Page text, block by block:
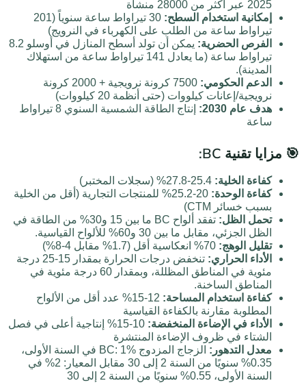
2025 عبر أكثر من 28000 منشأة
إمكانية استخدام السطح:
30 تيراواط ساعة سنوياً (201
تيراواط ساعة من الطلب على الكهرباء في النرويج)
الفرص الحضرية:
يمكن أن تولد أسطح المنازل في أوسلو 8.2
تيراواط ساعة (ما يعادل 141 تيراواط ساعة من استهلاك
المدينة).
الدعم الحكومي:
7500 كرونة نرويجية + 2000 كرونة
نرويجية/إعانات كيلووات (حتى أنظمة 20 كيلووات)
هدف عام 2030:
إنتاج الطاقة الشمسية السنوي 8 تيراواط
ساعة
🎯 مزايا تقنية BC:
كفاءة الخلية:
كفاءة الوحدة:
20-25.2% للمنتجات التجارية (أقل من الخلية
بسبب خسائر CTM)
تحمل الظل:
تفقد ألواح BC ما بين 15 و30% من الطاقة في
الظل الجزئي، مقابل ما بين 30 و60% للألواح القياسية.
تقليل الوهج:
الأداء الحراري:
تنخفض درجات الحرارة بمقدار 15-25 درجة
مئوية في المناطق المظللة، وبمقدار 60 درجة مئوية في
المناطق الساخنة.
كفاءة استخدام المساحة:
12-15% عدد أقل من الألواح
المطلوبة مقارنة بالكفاءة القياسية
الأداء في الإضاءة المنخفضة:
10-15% إنتاجية أعلى في فصل
الشتاء في ظروف الإضاءة المنتشرة
معدل التدهور:
الزجاج المزدوج BC: 1% في السنة الأولى،
0.35% سنويًا من السنة 2 إلى 30 مقابل المعيار: 2% في
السنة الأولى، 0.55% سنويًا من السنة 2 إلى 30